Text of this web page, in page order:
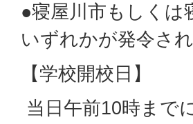
●寝屋川市もしくは
いずれかが発令さ
【学校開校日】
当日午前10時まで